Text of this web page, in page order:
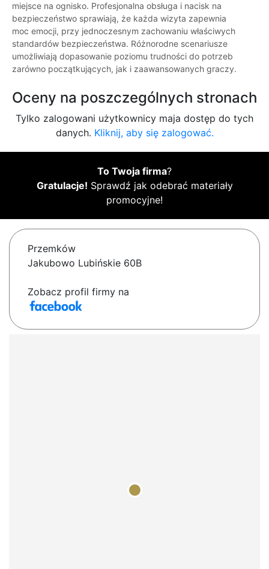
miejsce na ognisko. Profesjonalna obsługa i nacisk na
bezpieczeństwo sprawiają, że każda wizyta zapewnia
moc emocji, przy jednoczesnym zachowaniu właściwych
standardów bezpieczeństwa. Różnorodne scenariusze
umożliwiają dopasowanie poziomu trudności do potrzeb
zarówno początkujących, jak i zaawansowanych graczy.
Oceny na poszczególnych stronach
Tylko zalogowani użytkownicy maja dostęp do tych
danych. Kliknij, aby się zalogować.
To Twoja firma?
Gratulacje! Sprawdź jak odebrać materiały
promocyjne!
Przemków
Jakubowo Lubińskie 60B
Zobacz profil firmy na